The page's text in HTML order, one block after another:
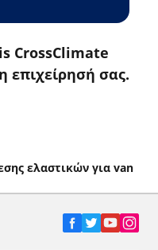
CrossClimate
επιχείρησή σας.
ελαστικών για van